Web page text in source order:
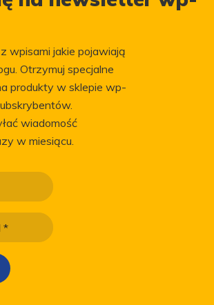
wpisami jakie pojawiają
Otrzymuj specjalne
produkty w sklepie wp-
wiadomość
w miesiącu.